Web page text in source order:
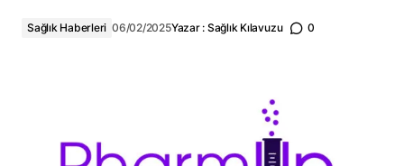
Sağlık Haberleri 06/02/2025Yazar : Sağlık Kılavuzu 0